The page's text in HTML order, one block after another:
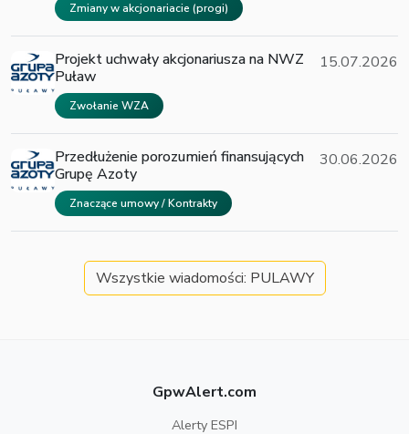
Zmiany w akcjonariacie (progi)
Projekt uchwały akcjonariusza na NWZ
Puław
Zwołanie WZA
15.07.2026
Przedłużenie porozumień finansujących
Grupę Azoty
Znaczące umowy / Kontrakty
30.06.2026
Wszystkie wiadomości: PULAWY
GpwAlert.com
Alerty ESPI